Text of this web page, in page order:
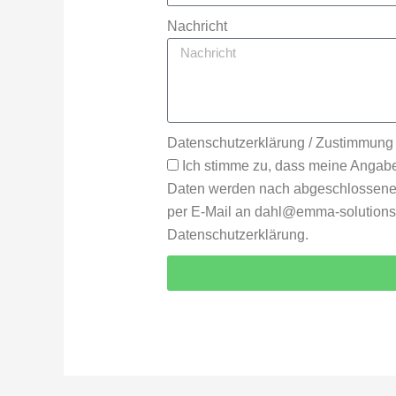
Nachricht
Datenschutzerklärung / Zustimmung
Ich stimme zu, dass meine
Daten werden nach
per E-Mail an dahl@emma-
Datenschutzerklärung.